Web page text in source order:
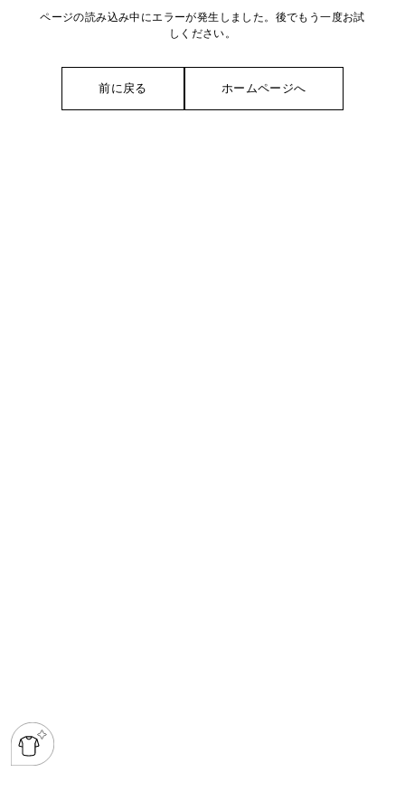
ページの読み込み中にエラーが発生しました。後でもう一度お試
しください。
前に戻る ホームページへ